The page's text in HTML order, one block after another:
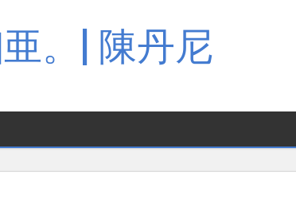
。| 陳丹尼